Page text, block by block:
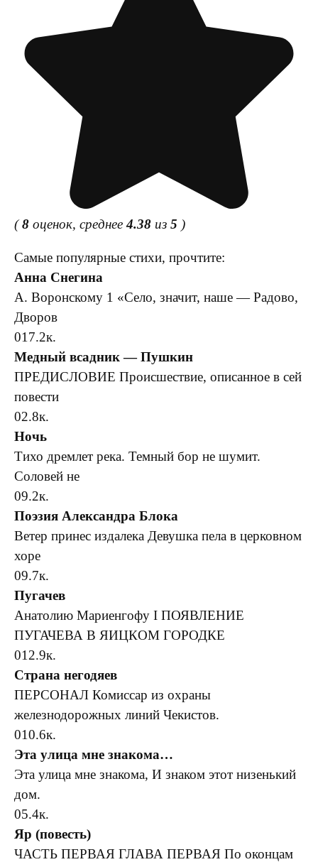
(8 оценок, среднее4.38 из 5 )
Самые популярные стихи, прочтите:
Анна Снегина
А. Воронскому 1 «Село, значит, наше — Радово,
Дворов
017.2к.
Медный всадник — Пушкин
ПРЕДИСЛОВИЕ Происшествие, описанное в сей
повести
02.8к.
Ночь
Тихо дремлет река. Темный бор не шумит.
Соловей не
09.2к.
Поэзия Александра Блока
Ветер принес издалека Девушка пела в церковном
хоре
09.7к.
Пугачев
Анатолию Мариенгофу I ПОЯВЛЕНИЕ
ПУГАЧЕВА В ЯИЦКОМ ГОРОДКЕ
012.9к.
Страна негодяев
ПЕРСОНАЛ Комиссар из охраны
железнодорожных линий Чекистов.
010.6к.
Эта улица мне знакома…
Эта улица мне знакома, И знаком этот низенький
дом.
05.4к.
Яр (повесть)
ЧАСТЬ ПЕРВАЯ ГЛАВА ПЕРВАЯ По оконцам